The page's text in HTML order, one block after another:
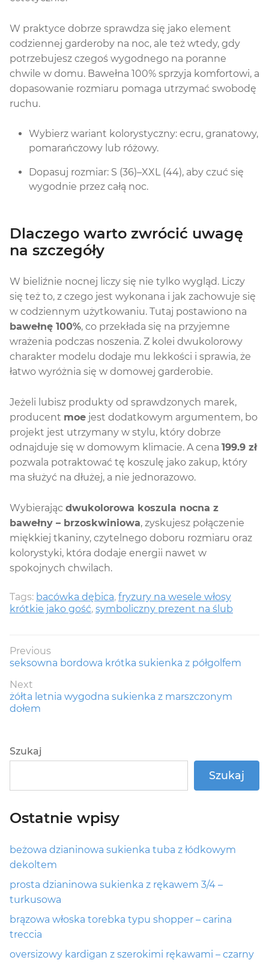
W praktyce dobrze sprawdza się jako element
codziennej garderoby na noc, ale też wtedy, gdy
potrzebujesz czegoś wygodnego na poranne
chwile w domu. Bawełna 100% sprzyja komfortowi, a
dopasowanie rozmiaru pomaga utrzymać swobodę
ruchu.
Wybierz wariant kolorystyczny: ecru, granatowy,
pomarańczowy lub różowy.
Dopasuj rozmiar: S (36)–XXL (44), aby czuć się
wygodnie przez całą noc.
Dlaczego warto zwrócić uwagę
na szczegóły
W bieliźnie nocnej liczy się nie tylko wygląd. Liczy
się też to, z czego jest wykonana i jak zachowuje się
w codziennym użytkowaniu. Tutaj postawiono na
bawełnę 100%, co przekłada się na przyjemne
wrażenia podczas noszenia. Z kolei dwukolorowy
charakter modelu dodaje mu lekkości i sprawia, że
łatwo wyróżnia się w domowej garderobie.
Jeżeli lubisz produkty od sprawdzonych marek,
producent moe jest dodatkowym argumentem, bo
projekt jest utrzymany w stylu, który dobrze
odnajduje się w domowym klimacie. A cena 199.9 zł
pozwala potraktować tę koszulę jako zakup, który
ma służyć na dłużej, a nie jednorazowo.
Wybierając dwukolorowa koszula nocna z
bawełny – brzoskwiniowa, zyskujesz połączenie
miękkiej tkaniny, czytelnego doboru rozmiaru oraz
kolorystyki, która dodaje energii nawet w
spokojnych chwilach.
Tags: bacówka dębica, fryzury na wesele włosy
krótkie jako gość, symboliczny prezent na ślub
Nawigacja
wpisu
Previous
Previous
seksowna bordowa krótka sukienka z półgolfem
Next
Next
post:
żółta letnia wygodna sukienka z marszczonym
dołem
Szukaj
Szukaj
Ostatnie wpisy
beżowa dzianinowa sukienka tuba z łódkowym
dekoltem
prosta dzianinowa sukienka z rękawem 3/4 –
turkusowa
brązowa włoska torebka typu shopper – carina
treccia
oversizowy kardigan z szerokimi rękawami – czarny